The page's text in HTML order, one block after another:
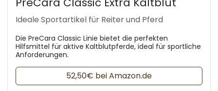
Ideale Sportartikel für Reiter und Pferd
Die PreCara Classic Linie bietet die perfekten
Hilfsmittel für aktive Kaltblutpferde, ideal für sportliche
Anforderungen.
52,50€ bei Amazon.de